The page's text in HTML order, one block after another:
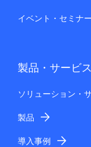
イベント・セミナー
製品・サービス
ソリューション・
製品
導入事例